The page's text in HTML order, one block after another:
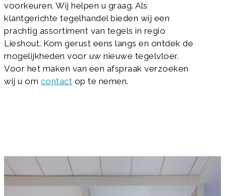
voorkeuren. Wij helpen u graag. Als
klantgerichte tegelhandel bieden wij een
prachtig assortiment van tegels in regio
Lieshout. Kom gerust eens langs en ontdek de
mogelijkheden voor uw nieuwe tegelvloer.
Voor het maken van een afspraak verzoeken
wij u om contact op te nemen.